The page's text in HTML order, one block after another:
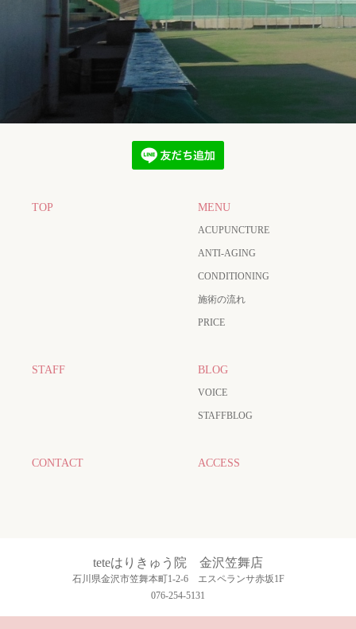
TOP MENU
ACUPUNCTURE
ANTI-AGING
CONDITIONING
施術の流れ
PRICE
STAFF BLOG
VOICE
STAFFBLOG
CONTACT ACCESS
teteはりきゅう院 金沢笠舞店
石川県金沢市笠舞本町1-2-6 エスペランサ赤坂1F
076-254-5131